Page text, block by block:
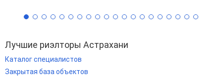
Лучшие риэлторы Астрахани
Каталог специалистов
Закрытая база объектов